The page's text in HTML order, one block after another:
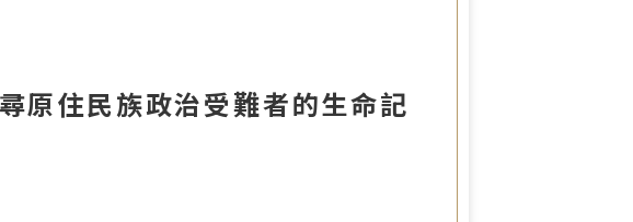
原住民族政治受難者的生命記